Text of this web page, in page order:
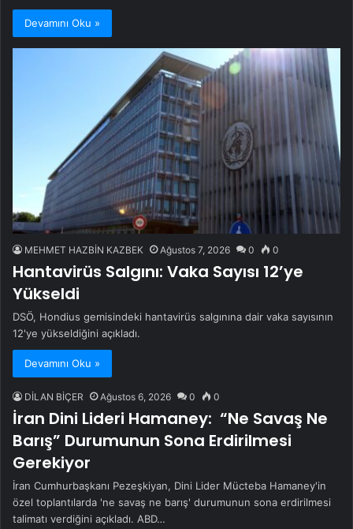
Devamını Oku »
MEHMET HAZBİN KAZBEK Ağustos 7, 2026 0 0
Hantavirüs Salgını: Vaka Sayısı 12’ye
Yükseldi
DSÖ, Hondius gemisindeki hantavirüs salgınına dair vaka sayısının
12'ye yükseldiğini açıkladı.
Devamını Oku »
DİLAN BİÇER Ağustos 6, 2026 0 0
İran Dini Lideri Hamaney: “Ne Savaş Ne
Barış” Durumunun Sona Erdirilmesi
Gerekiyor
İran Cumhurbaşkanı Pezeşkiyan, Dini Lider Mücteba Hamaney'in
özel toplantılarda 'ne savaş ne barış' durumunun sona erdirilmesi
talimatı verdiğini açıkladı. ABD…